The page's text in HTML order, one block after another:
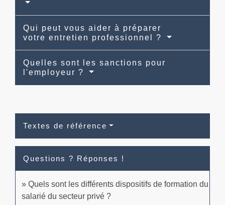
Qui peut vous aider à préparer
votre entretien professionnel ?
Quelles sont les sanctions pour
l'employeur ?
Textes de référence
Questions ? Réponses !
Quels sont les différents dispositifs de formation du
salarié du secteur privé ?